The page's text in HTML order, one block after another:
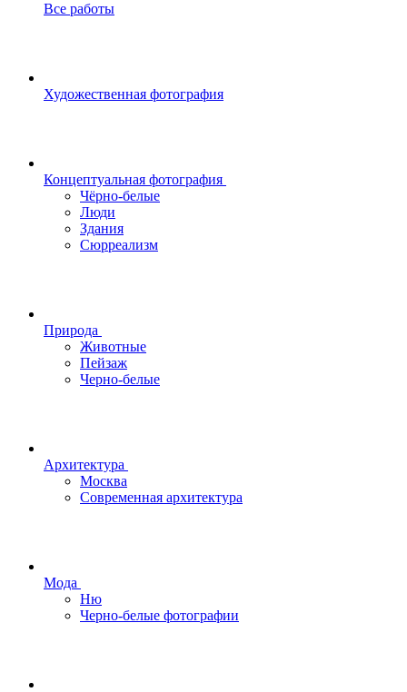
Все работы
Художественная фотография
Концептуальная фотография
Чёрно-белые
Люди
Здания
Сюрреализм
Природа
Животные
Пейзаж
Черно-белые
Архитектура
Москва
Современная архитектура
Мода
Ню
Черно-белые фотографии